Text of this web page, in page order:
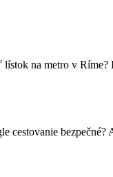
lístok na metro v
cestovanie